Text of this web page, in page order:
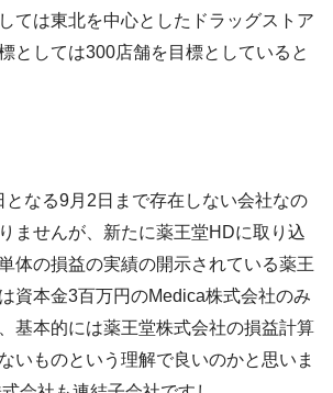
ては東北を中心としたドラッグストア
としては300店舗を目標としていると
なる9月2日まで存在しない会社なの
ませんが、新たに薬王堂HDに取り込
体の損益の実績の開示されている薬王
資本金3百万円のMedica株式会社のみ
基本的には薬王堂株式会社の損益計算
いものという理解で良いのかと思いま